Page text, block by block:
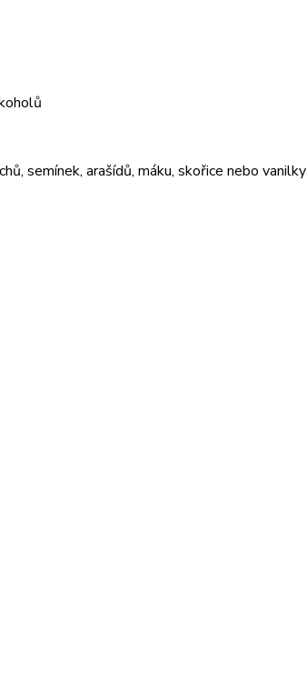
semínek, arašídů, máku, skořice nebo vanilky